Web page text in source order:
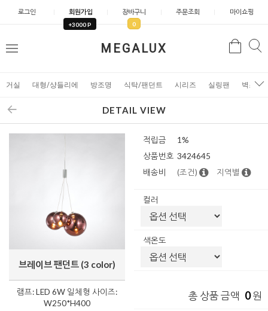
로그인 회원가입
+3000 P
장바구니
0
주문조회 마이쇼핑
MEGALUX
메
검
거실 대형/샹들리에 방조명 식탁/팬던트 시리즈 실링팬 벽조명
DETAIL VIEW
브레이브 팬던트 (3 color)
램프: LED 6W 일체형 사이즈:
W250*H400
적립금
1%
상품번호 3424645
배송비
(조건) 지역별
컬러
색온도
총 상품 금액 0원